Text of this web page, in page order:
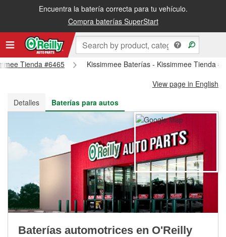
Encuentra la batería correcta para tu vehículo.
Compra baterías SuperStart
Recibe tu orden gratis al día siguiente o recógela en la tienda
Tienda #6465
Kissimmee Baterías - Kissimmee Tienda
View page in English
Detalles
Baterías para autos
Baterías automotrices en O'Reilly